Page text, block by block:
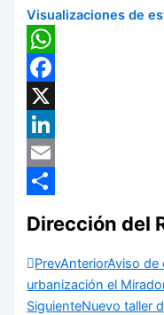
Visualizaciones de
WhatsApp
Facebook
X
LinkedIn
Email
Dirección del
PrevAnteriorAviso de
urbanización el
SiguienteNuevo taller